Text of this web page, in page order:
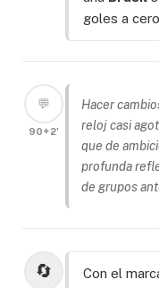
goles a
💬
90+2'
Hacer
reloj casi
que de
profunda
de grupos
🔄 Con el